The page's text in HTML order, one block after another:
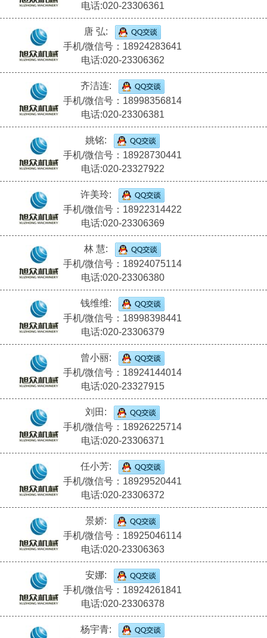
电话:020-23306361
唐 弘:
手机/微信号：18924283641
电话:020-23306362
齐洁连:
手机/微信号：18998356814
电话:020-23306381
姚铭:
手机/微信号：18928730441
电话:020-23327922
许美玲:
手机/微信号：18922314422
电话:020-23306369
林 慧:
手机/微信号：18924075114
电话:020-23306380
钱维维:
手机/微信号：18998398441
电话:020-23306379
曾小丽:
手机/微信号：18924144014
电话:020-23327915
刘田:
手机/微信号：18926225714
电话:020-23306371
任小芳:
手机/微信号：18929520441
电话:020-23306372
景娇:
手机/微信号：18925046114
电话:020-23306363
安娜:
手机/微信号：18924261841
电话:020-23306378
杨宇青: